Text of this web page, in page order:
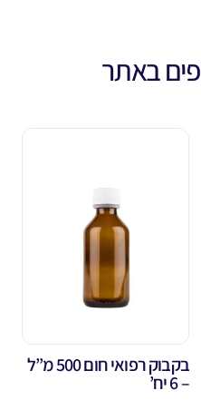
באתר
בקבוק רפואי חום 500 מ”ל
– 6 יח’